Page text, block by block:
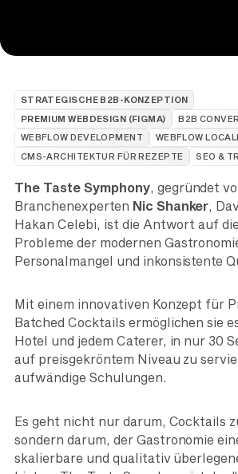
STRATEGISCHE B2B-KONZEPTION
PREMIUM WEBDESIGN (FIGMA)
B2B
WEBFLOW DEVELOPMENT
WEBFLOW
CMS-ARCHITEKTUR FÜR REZEPTE
SEO &
The Taste Symphony, gegründet
Branchenexperten Nic Shanker,
Hakan Celebi, ist die Antwort auf
Probleme der modernen
Personalmangel und inkonsistente
Mit einem innovativen Konzept für
Batched Cocktails ermöglichen sie
Hotel und jedem Caterer, in nur 30
auf preisgekröntem Niveau zu
aufwändige Schulungen.
Es geht nicht nur darum, Cocktails
sondern darum, der Gastronomie
skalierbare und qualitativ